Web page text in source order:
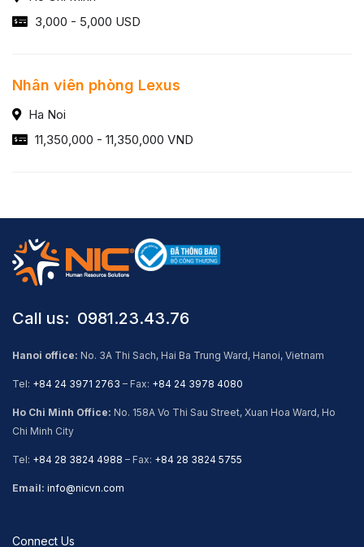
3,000 - 5,000 USD
Nhân viên phòng Lexus
Ha Noi
11,350,000 - 11,350,000 VND
Call us: ​ 0981.23.43.76
Hanoi office: No. 3A Thi Sach, Hai Ba Trung Ward, Hanoi, Vietnam
Tel: +84 24 3971 2763 – Fax: +84 24 3978 4080
Ho Chi Minh Office: No. 158A Vo Thi Sau Street, Xuan Hoa Ward, Ho
Chi Minh City
Tel: +84 28 3824 4988 – Fax: +84 28 3824 5755
Email: info@nicvn.com
Connect Us